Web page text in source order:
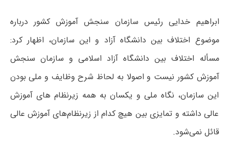
ابراهیم خدایی رئیس سازمان سنجش آموزش کشور درباره
موضوع اختلاف بین دانشگاه آزاد و این سازمان، اظهار کرد:
مسأله اختلاف بین دانشگاه آزاد اسلامی و سازمان سنجش
آموزش کشور نیست و اصولا به لحاظ شرح وظایف و ملی بودن
این سازمان، نگاه ملی و یکسان به همه زیرنظام های آموزش
عالی داشته و تمایزی بین هیچ کدام از زیرنظام‌های آموزش عالی
قائل نمی‌شود.